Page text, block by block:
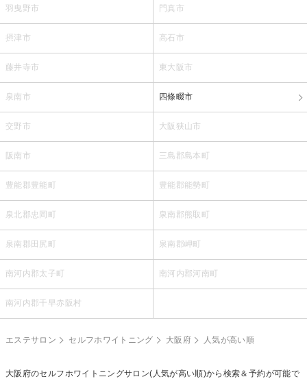
羽曳野市 門真市
摂津市 高石市
藤井寺市 東大阪市
泉南市 四條畷市
交野市 大阪狭山市
阪南市 三島郡島本町
豊能郡豊能町 豊能郡能勢町
泉北郡忠岡町 泉南郡熊取町
泉南郡田尻町 泉南郡岬町
南河内郡太子町 南河内郡河南町
南河内郡千早赤阪村
エステサロン セルフホワイトニング 大阪府 人気が高い順
大阪府のセルフホワイトニングサロン(人気が高い順)から検索＆予約が可能で